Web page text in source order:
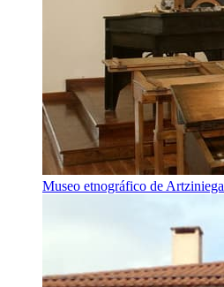
Museo etnográfico de Artziniega